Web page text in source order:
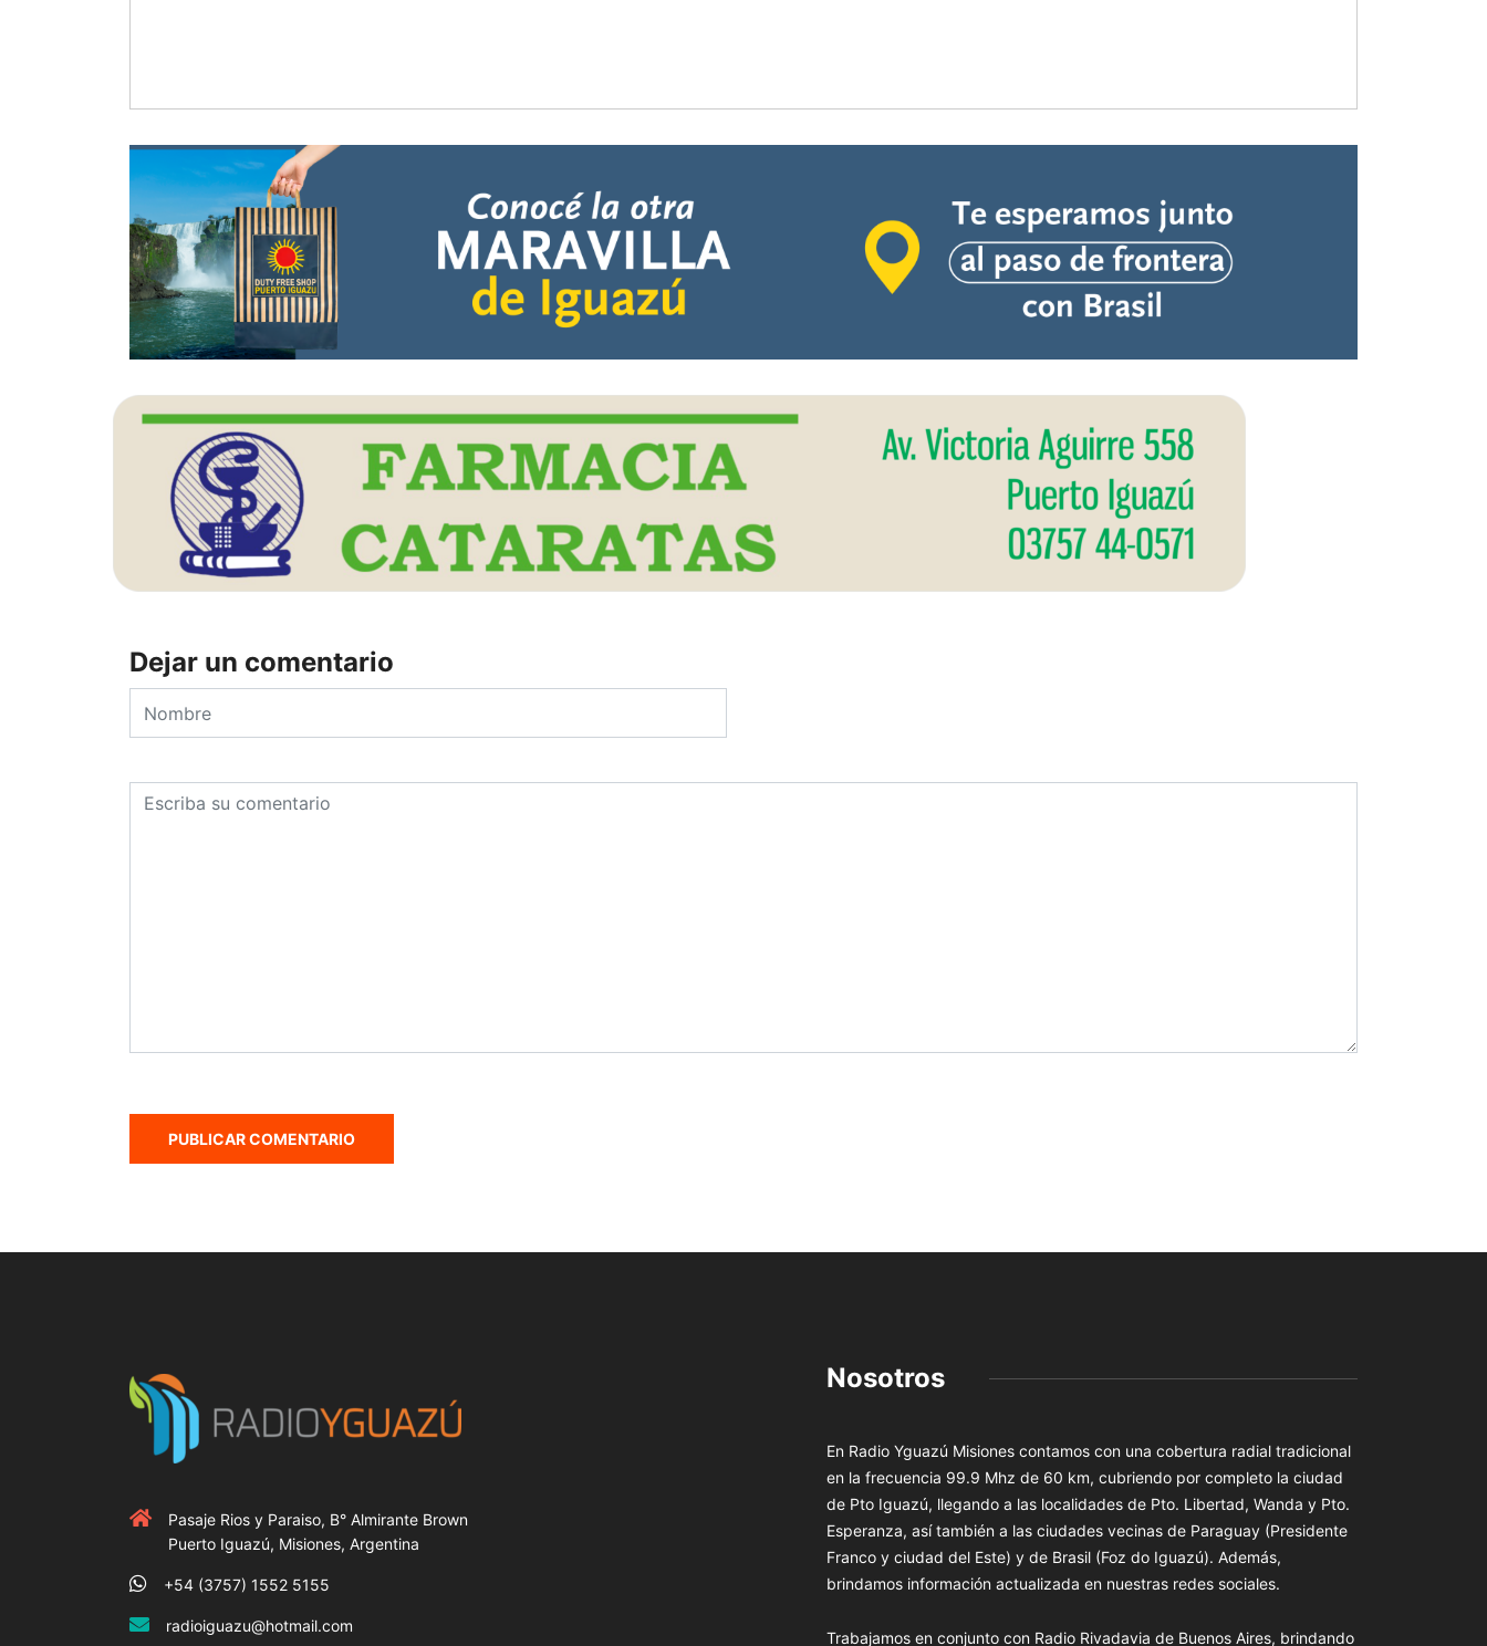
Dejar un comentario
Pasaje Rios y Paraiso, B° Almirante Brown
Puerto Iguazú, Misiones, Argentina
+54 (3757) 1552 5155
radioiguazu@hotmail.com
Nosotros
En Radio Yguazú Misiones contamos con una cobertura radial tradicional
en la frecuencia 99.9 Mhz de 60 km, cubriendo por completo la ciudad
de Pto Iguazú, llegando a las localidades de Pto. Libertad, Wanda y Pto.
Esperanza, así también a las ciudades vecinas de Paraguay (Presidente
Franco y ciudad del Este) y de Brasil (Foz do Iguazú). Además,
brindamos información actualizada en nuestras redes sociales.
Trabajamos en conjunto con Radio Rivadavia de Buenos Aires, brindando